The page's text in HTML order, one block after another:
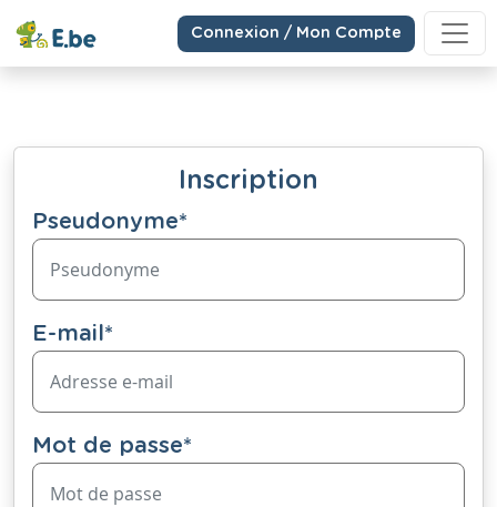
Connexion / Mon Compte
Inscription
Pseudonyme*
E-mail*
Mot de passe*